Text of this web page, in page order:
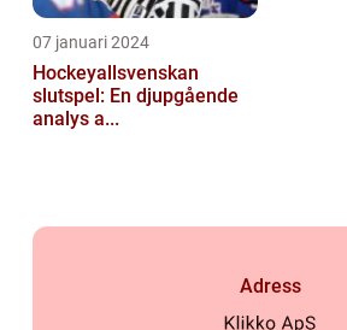
07 januari 2024
Hockeyallsvenskan
slutspel: En djupgående
analys a...
Adress